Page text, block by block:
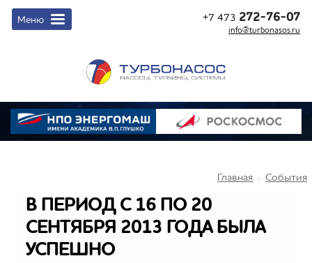
+7 473 272-76-07
info@turbonasos.ru
Главная События
В ПЕРИОД С 16 ПО 20
СЕНТЯБРЯ 2013 ГОДА БЫЛА
УСПЕШНО